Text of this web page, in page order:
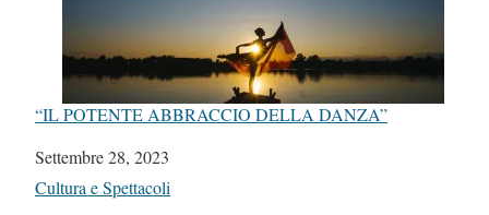
“IL POTENTE ABBRACCIO DELLA DANZA”
Data
Settembre 28, 2023
In relazione a
Cultura e Spettacoli